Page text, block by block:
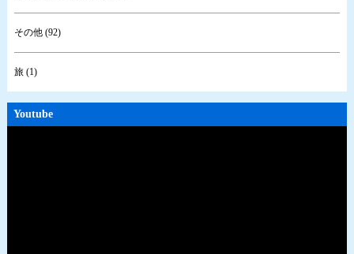
その他 (92)
旅 (1)
Youtube